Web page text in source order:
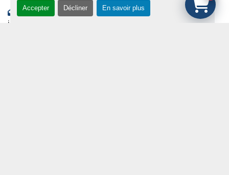
Accepter Décliner En savoir plus
Adresse e-mail:
info@medical.fr